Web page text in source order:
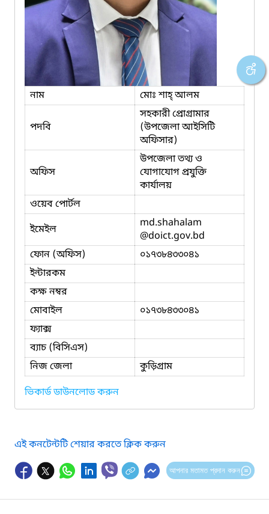
নাম মোঃ শাহ্‌ আলম
পদবি
সহকারী প্রোগ্রামার
(উপজেলা আইসিটি
অফিসার)
অফিস
উপজেলা তথ্য ও
যোগাযোগ প্রযুক্তি
কার্যালয়
ওয়েব পোর্টল
ইমেইল
md.shahalam
@doict.gov.bd
ফোন (অফিস)
০১৭৩৮৪৩৩০৪১
ইন্টারকম
কক্ষ নম্বর
মোবাইল
০১৭৩৮৪৩৩০৪১
ফ্যাক্স
ব্যাচ (বিসিএস)
নিজ জেলা
কুড়িগ্রাম
ভিকার্ড ডাউনলোড করুন
এই কনটেন্টটি শেয়ার করতে ক্লিক করুন
আপনার মতামত প্রদান করুন